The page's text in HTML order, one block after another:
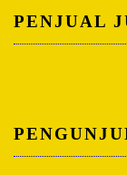
PENJUAL